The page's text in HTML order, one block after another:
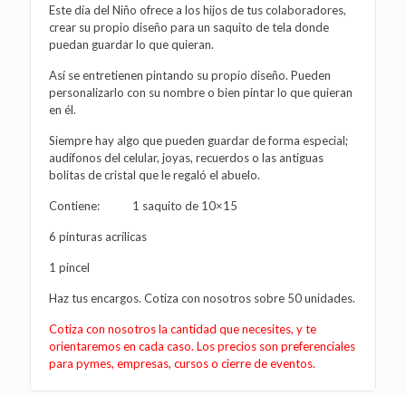
Este día del Niño ofrece a los hijos de tus colaboradores,
crear su propio diseño para un saquito de tela donde
puedan guardar lo que quieran.
Así se entretienen pintando su propio diseño. Pueden
personalizarlo con su nombre o bien pintar lo que quieran
en él.
Siempre hay algo que pueden guardar de forma especial;
audífonos del celular, joyas, recuerdos o las antiguas
bolitas de cristal que le regaló el abuelo.
Contiene: 1 saquito de 10×15
6 pinturas acrílicas
1 pincel
Haz tus encargos. Cotiza con nosotros sobre 50 unidades.
Cotiza con nosotros la cantidad que necesites, y te
orientaremos en cada caso. Los precios son preferenciales
para pymes, empresas, cursos o cierre de eventos.